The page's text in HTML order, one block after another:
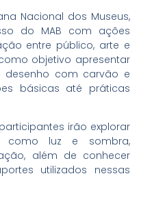
Nacional dos Museus,
do MAB com ações
entre público, arte e
objetivo apresentar
desenho com carvão e
básicas até práticas
irão explorar
como luz e sombra,
além de conhecer
utilizados nessas